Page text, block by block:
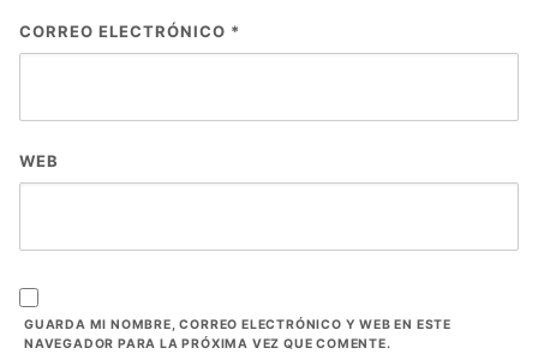
CORREO ELECTRÓNICO *
WEB
GUARDA MI NOMBRE, CORREO ELECTRÓNICO Y WEB EN ESTE
NAVEGADOR PARA LA PRÓXIMA VEZ QUE COMENTE.